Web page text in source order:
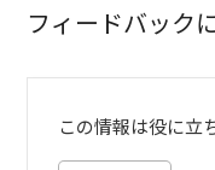
フィードバック
この情報は役に立